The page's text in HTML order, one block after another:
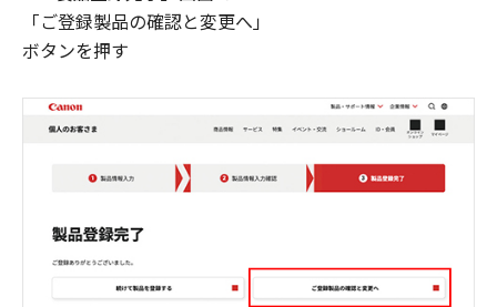
「ご登録製品の確認と変更へ」
ボタンを押す